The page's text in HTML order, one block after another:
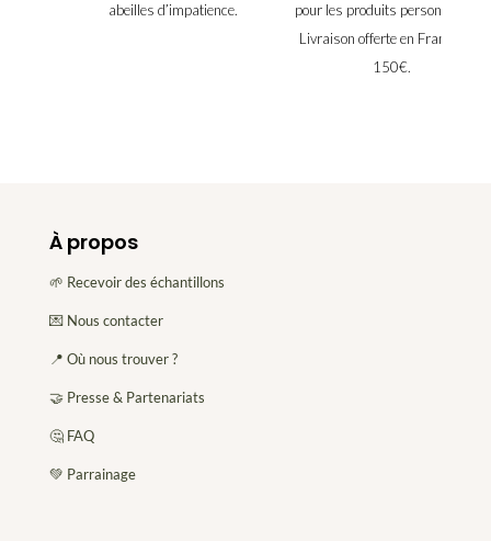
abeilles d’impatience.
pour les produits personnalisés.
Livraison offerte en France dès
150€.
À propos
🌱 Recevoir des échantillons
💌 Nous contacter
📍 Où nous trouver ?
🤝 Presse & Partenariats
🤔 FAQ
💚 Parrainage